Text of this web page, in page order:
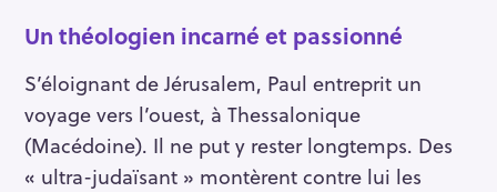
Un théologien incarné et passionné
S’éloignant de Jérusalem, Paul entreprit un
voyage vers l’ouest, à Thessalonique
(Macédoine). Il ne put y rester longtemps. Des
« ultra-judaïsant » montèrent contre lui les